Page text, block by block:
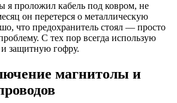
я проложил кабель под ковром, не
он перетерся о металлическую
что предохранитель стоял — просто
С тех пор всегда использую
защитную гофру.
магнитолы и